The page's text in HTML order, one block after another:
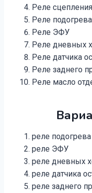
Реле
Реле
Реле ЭФУ
Реле дневных
Реле датчика
Реле заднего
Реле масло
реле
реле ЭФУ
реле дневных
реле датчика
реле заднего